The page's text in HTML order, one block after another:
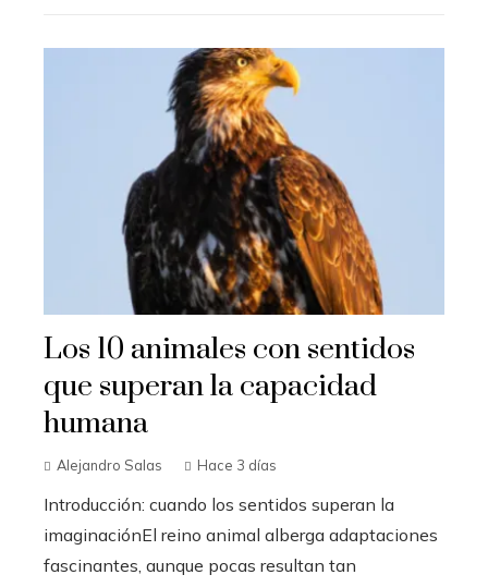
Los 10 animales con sentidos
que superan la capacidad
humana
Alejandro Salas Hace 3 días
Introducción: cuando los sentidos superan la
imaginaciónEl reino animal alberga adaptaciones
fascinantes, aunque pocas resultan tan